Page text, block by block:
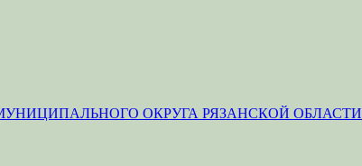
ОКРУГА РЯЗАНСКОЙ ОБЛАСТИ